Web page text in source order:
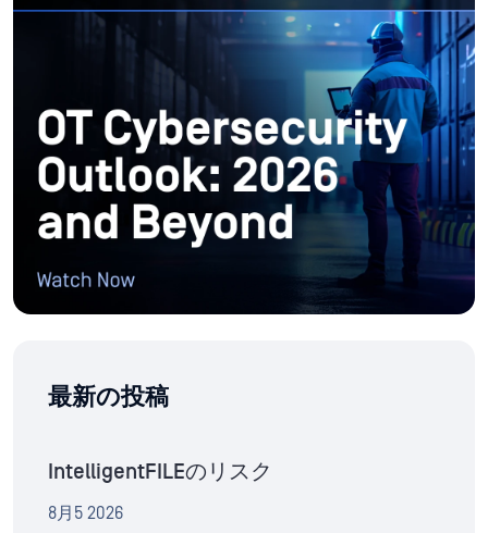
最新の投稿
IntelligentFILEのリスク
8月5 2026